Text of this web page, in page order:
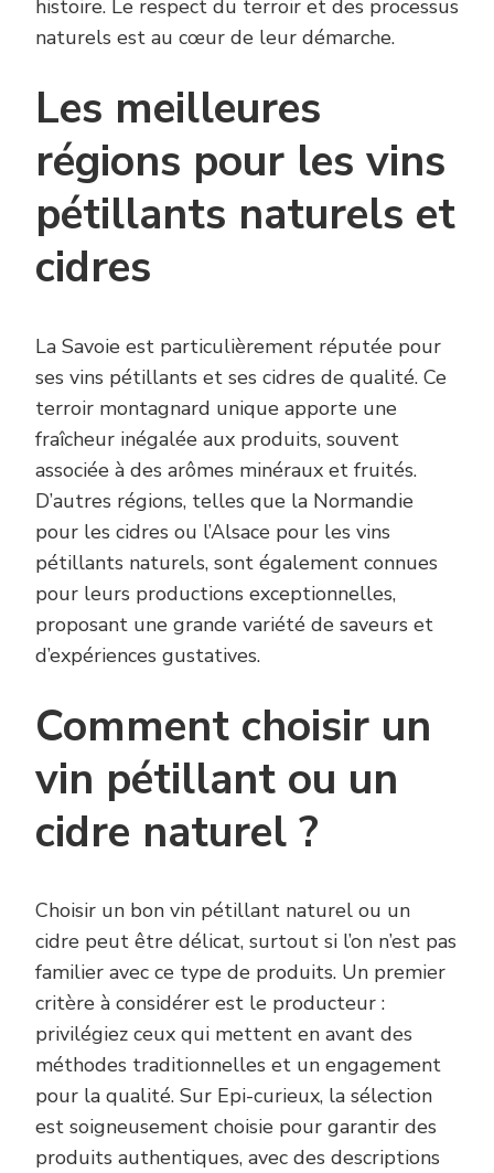
histoire. Le respect du terroir et des processus
naturels est au cœur de leur démarche.
Les meilleures
régions pour les vins
pétillants naturels et
cidres
La Savoie est particulièrement réputée pour
ses vins pétillants et ses cidres de qualité. Ce
terroir montagnard unique apporte une
fraîcheur inégalée aux produits, souvent
associée à des arômes minéraux et fruités.
D’autres régions, telles que la Normandie
pour les cidres ou l’Alsace pour les vins
pétillants naturels, sont également connues
pour leurs productions exceptionnelles,
proposant une grande variété de saveurs et
d’expériences gustatives.
Comment choisir un
vin pétillant ou un
cidre naturel ?
Choisir un bon vin pétillant naturel ou un
cidre peut être délicat, surtout si l’on n’est pas
familier avec ce type de produits. Un premier
critère à considérer est le producteur :
privilégiez ceux qui mettent en avant des
méthodes traditionnelles et un engagement
pour la qualité. Sur Epi-curieux, la sélection
est soigneusement choisie pour garantir des
produits authentiques, avec des descriptions